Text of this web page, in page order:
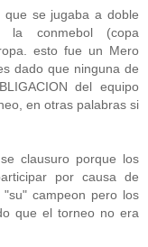
que se jugaba a doble
conmebol (copa
esto fue un Mero
dado que ninguna de
del equipo
en otras palabras si
clausuro porque los
por causa de
campeon pero los
que el torneo no era